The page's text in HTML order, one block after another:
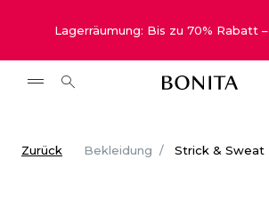
Lagerräumung: Bis zu 70% Rabatt –
Zurück Bekleidung Strick & Sweat